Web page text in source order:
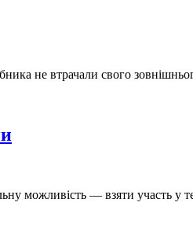
не втрачали свого
можливість — взяти участь у